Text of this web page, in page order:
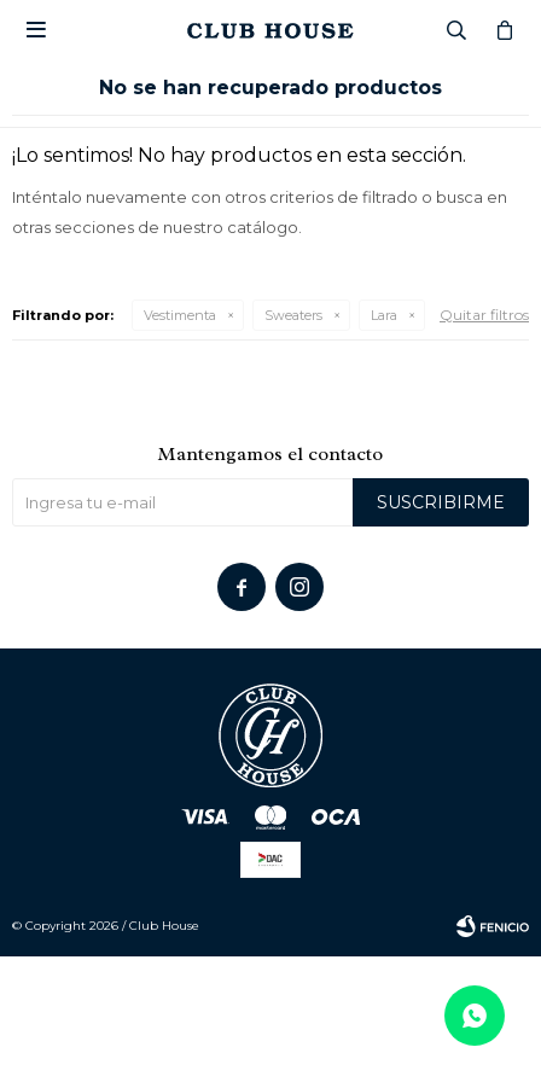

No se han recuperado productos
¡Lo sentimos! No hay productos en esta sección.
Inténtalo nuevamente con otros criterios de filtrado o busca en
otras secciones de nuestro catálogo.
Filtrando por: Vestimenta Sweaters Lara Quitar filtros
Mantengamos el contacto
SUSCRIBIRME
 
© Copyright 2026 / Club House